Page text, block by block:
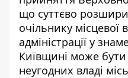
що суттєво
очільнику місцевої
адміністрації у
Київщині може
неугодних владі